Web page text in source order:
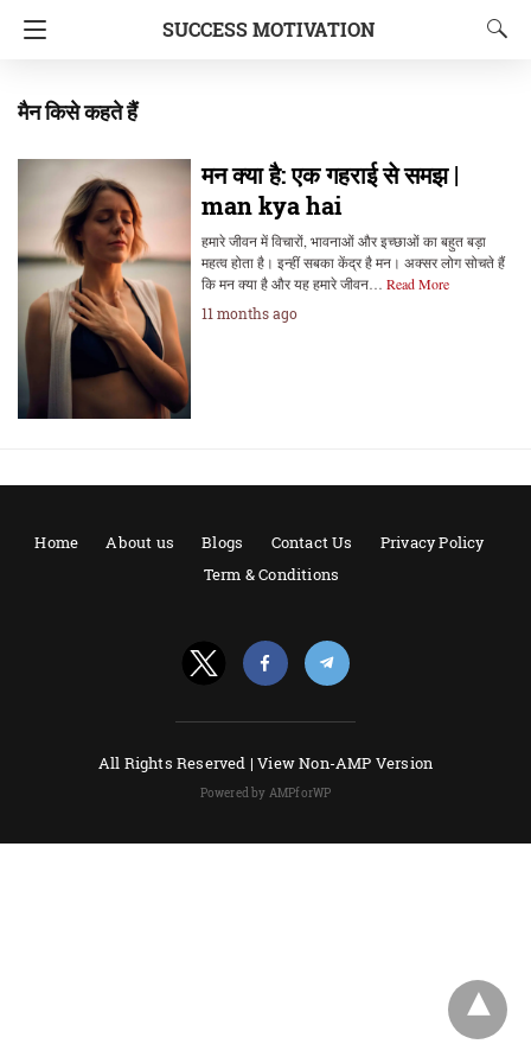
SUCCESS MOTIVATION
मैन किसे कहते हैं
मन क्या है: एक गहराई से समझ |
man kya hai
हमारे जीवन में विचारों, भावनाओं और इच्छाओं का बहुत बड़ा
महत्व होता है। इन्हीं सबका केंद्र है मन। अक्सर लोग सोचते हैं
कि मन क्या है और यह हमारे जीवन… Read More
11 months ago
Home About us Blogs Contact Us
Privacy Policy
Term & Conditions
All Rights Reserved |View Non-AMP Version
Powered by AMPforWP